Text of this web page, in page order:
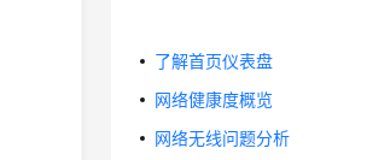
了解首页仪表盘
网络健康度概览
网络无线问题分析